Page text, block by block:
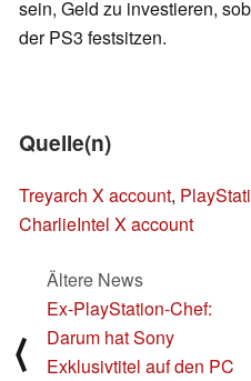
sein, Geld zu investieren,
der PS3 festsitzen.
Quelle(n)
Treyarch X account,
CharlieIntel X account
⟨
Ältere News
Ex-PlayStation-Chef:
Darum hat Sony
Exklusivtitel auf den PC